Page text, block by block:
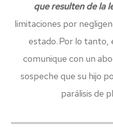
que resulten de la
limitaciones por
estado. Por lo
comunique con un
sospeche que su hijo
parálisis de